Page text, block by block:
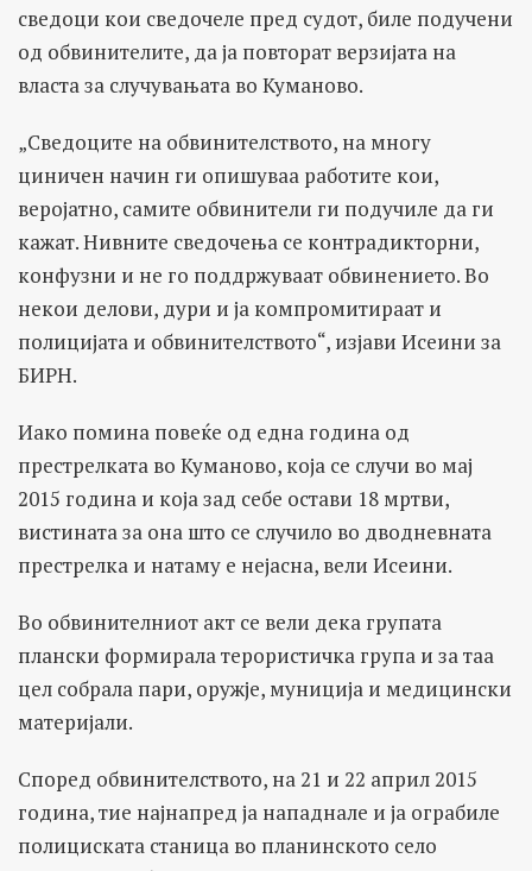
сведоци кои сведочеле пред судот, биле подучени
од обвинителите, да ја повторат верзијата на
власта за случувањата во Куманово.
„Сведоците на обвинителството, на многу
циничен начин ги опишуваа работите кои,
веројатно, самите обвинители ги подучиле да ги
кажат. Нивните сведочења се контрадикторни,
конфузни и не го поддржуваат обвинението. Во
некои делови, дури и ја компромитираат и
полицијата и обвинителството“, изјави Исеини за
БИРН.
Иако помина повеќе од една година од
престрелката во Куманово, која се случи во мај
2015 година и која зад себе остави 18 мртви,
вистината за она што се случило во дводневната
престрелка и натаму е нејасна, вели Исеини.
Во обвинителниот акт се вели дека групата
плански формирала терористичка група и за таа
цел собрала пари, оружје, муниција и медицински
материјали.
Според обвинителството, на 21 и 22 април 2015
година, тие најнапред ја нападнале и ја ограбиле
полициската станица во планинското село